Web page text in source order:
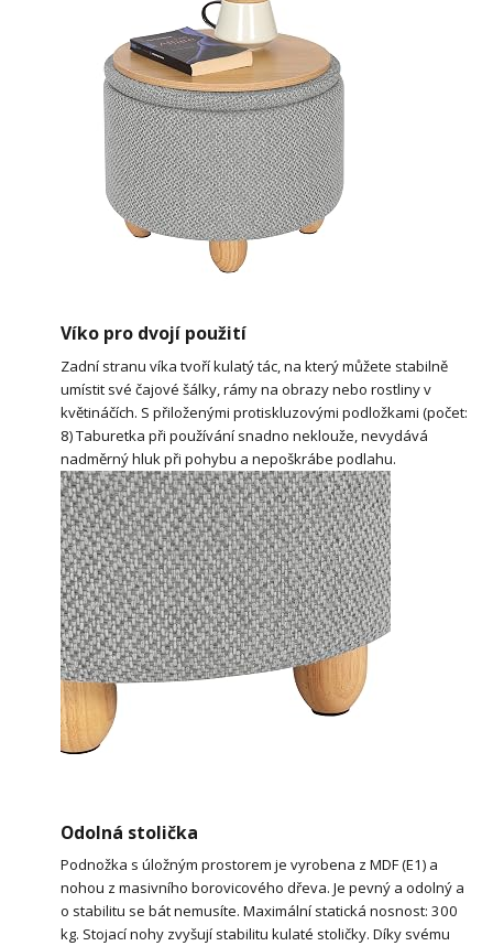
Víko pro dvojí použití
Zadní stranu víka tvoří kulatý tác, na který můžete stabilně
umístit své čajové šálky, rámy na obrazy nebo rostliny v
květináčích. S přiloženými protiskluzovými podložkami (počet:
8) Taburetka při používání snadno neklouže, nevydává
nadměrný hluk při pohybu a nepoškrábe podlahu.
Odolná stolička
Podnožka s úložným prostorem je vyrobena z MDF (E1) a
nohou z masivního borovicového dřeva. Je pevný a odolný a
o stabilitu se bát nemusíte. Maximální statická nosnost: 300
kg. Stojací nohy zvyšují stabilitu kulaté stoličky. Díky svému